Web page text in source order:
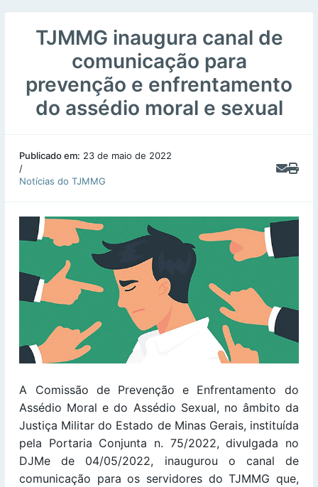
TJMMG inaugura canal de
comunicação para
prevenção e enfrentamento
do assédio moral e sexual
Publicado em: 23 de maio de 2022
/
Notícias do TJMMG
A Comissão de Prevenção e Enfrentamento do
Assédio Moral e do Assédio Sexual, no âmbito da
Justiça Militar do Estado de Minas Gerais, instituída
pela Portaria Conjunta n. 75/2022, divulgada no
DJMe de 04/05/2022, inaugurou o canal de
comunicação para os servidores do TJMMG que,